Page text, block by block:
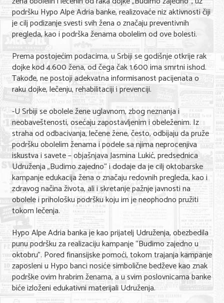
Shopping
Sve za venčanje
Sve za decu
Gastronomija
Kuća i bašta
Zdravlje i medicina
Sport i rekreacija
Hobi i razonoda
ADRESAR
Posao
Usluge
Nega lica i tela
Shopping
Sve za venčanje
Sve za decu
podršku Hypo Alpe Adria banke, realizovaće niz aktivnosti čiji
je cilj podizanje svesti svih žena o značaju preventivnih
pregleda, kao i podrška ženama obolelim od ove bolesti.
Prema postojećim podacima, u Srbiji se godišnje otkrije rak
dojke kod 4.600 žena, od čega čak 1.600 ima smrtni ishod.
Takođe, ne postoji adekvatna informisanost pacijenata o
raku dojke, lečenju, rehabilitaciji i prevenciji.
-U Srbiji se obolele žene uglavnom, zbog neznanja i
neobaveštenosti, osećaju zapostavljenim i obeleženim. Iz
straha od odbacivanja, lečene žene, često, odbijaju da pruže
podršku obolelim ženama i podele sa njima neprocenjiva
iskustva i savete – objašnjava Jasmina Lukić, predsednica
Udruženja „Budimo zajedno“ i dodaje da je cilj oktobarske
kampanje edukacija žena o značaju redovnih pregleda, kao i
zdravog načina života, ali i skretanje pažnje javnosti na
obolele i prihološku podršku koju im je neophodno pružiti
tokom lečenja.
Hypo Alpe Adria banka je kao prijatelj Udruženja, obezbedila
punu podršku za realizaciju kampanje “Budimo zajedno u
oktobru”. Pored finansijske pomoći, tokom trajanja kampanje
zaposleni u Hypo banci nosiće simbolične bedževe kao znak
podrške ovim hrabrim ženama, a u svim poslovnicama banke
biće izloženi edukativni materijali Udruženja.